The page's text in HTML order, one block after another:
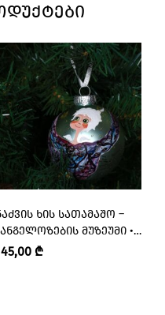
ᲮᲘᲡ ᲡᲐᲗᲐᲛᲐᲨᲝ –
ᲛᲣᲖᲔᲣᲛᲘ •
MUSEUM”
₾